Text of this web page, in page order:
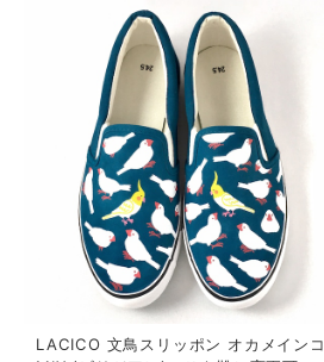
LACICO 文鳥スリッポン オカメインコ